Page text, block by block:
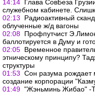
14:14 Глава СовБеза
служебном кабинете.
02:13
Радиоактивный
облученные ж/д вагоны
02:08 Профпутчист
баллотируется в Думу и
02:05 Временное
этническому принципу?
структуры
01:53 Сон разума рождает
создание корпорации
01:49 "Жэньминь Жибао" -